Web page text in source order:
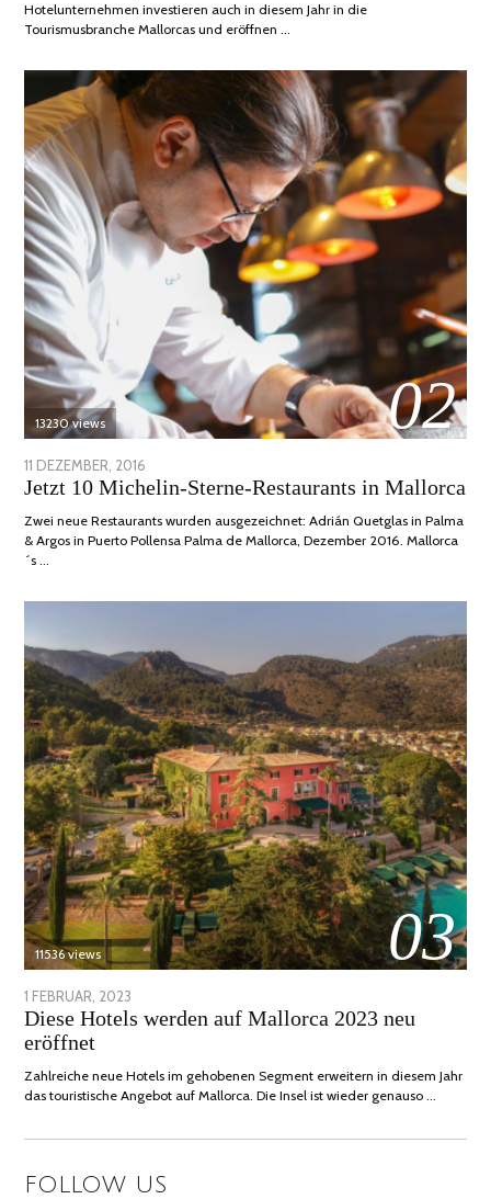
Hotelunternehmen investieren auch in diesem Jahr in die
Tourismusbranche Mallorcas und eröffnen …
02
13230 views
POSTED
ON
11 DEZEMBER, 2016
JUNI,
Jetzt 10 Michelin-Sterne-Restaurants in Mallorca
Zwei neue Restaurants wurden ausgezeichnet: Adrián Quetglas in Palma
& Argos in Puerto Pollensa Palma de Mallorca, Dezember 2016. Mallorca
´s …
03
11536 views
POSTED
ON
1 FEBRUAR, 2023
FEBRUAR,
Diese Hotels werden auf Mallorca 2023 neu
eröffnet
Zahlreiche neue Hotels im gehobenen Segment erweitern in diesem Jahr
das touristische Angebot auf Mallorca. Die Insel ist wieder genauso …
FOLLOW US